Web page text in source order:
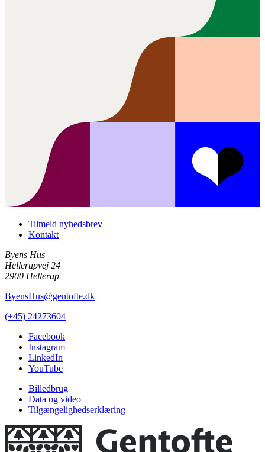
Tilmeld nyhedsbrev
Kontakt
Byens Hus
Hellerupvej 24
2900 Hellerup
ByensHus@gentofte.dk
(+45) 24273604
Facebook
Instagram
LinkedIn
YouTube
Billedbrug
Data og video
Tilgængelighedserklæring